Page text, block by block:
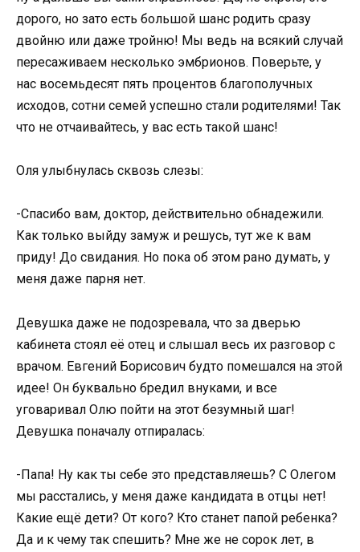
дорого, но зато есть большой шанс родить сразу
двойню или даже тройню! Мы ведь на всякий случай
пересаживаем несколько эмбрионов. Поверьте, у
нас восемьдесят пять процентов благополучных
исходов, сотни семей успешно стали родителями! Так
что не отчаивайтесь, у вас есть такой шанс!
Оля улыбнулась сквозь слезы:
-Спасибо вам, доктор, действительно обнадежили.
Как только выйду замуж и решусь, тут же к вам
приду! До свидания. Но пока об этом рано думать, у
меня даже парня нет.
Девушка даже не подозревала, что за дверью
кабинета стоял её отец и слышал весь их разговор с
врачом. Евгений Борисович будто помешался на этой
идее! Он буквально бредил внуками, и все
уговаривал Олю пойти на этот безумный шаг!
Девушка поначалу отпиралась:
-Папа! Ну как ты себе это представляешь? С Олегом
мы расстались, у меня даже кандидата в отцы нет!
Какие ещё дети? От кого? Кто станет папой ребенка?
Да и к чему так спешить? Мне же не сорок лет, в